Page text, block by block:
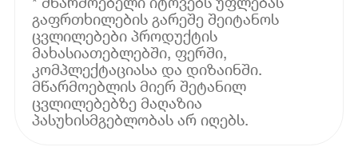
გაფრთხილების გარეშე შეიტანოს
ცვლილებები პროდუქტის
მახასიათებლებში, ფერში,
კომპლექტაციასა და დიზაინში.
მწარმოებლის მიერ შეტანილ
ცვლილებებზე მაღაზია
პასუხისმგებლობას არ იღებს.